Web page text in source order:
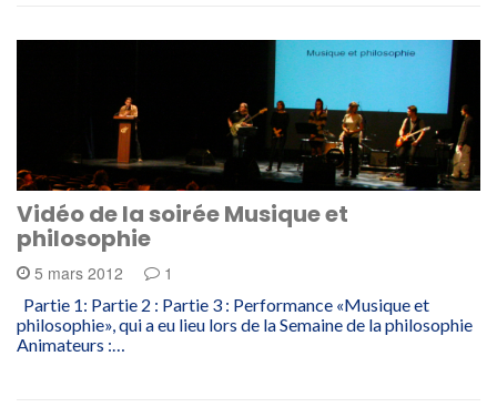
Vidéo de la soirée Musique et
philosophie
5 mars 2012 1
Partie 1: Partie 2 : Partie 3 : Performance «Musique et
philosophie», qui a eu lieu lors de la Semaine de la philosophie
Animateurs :…